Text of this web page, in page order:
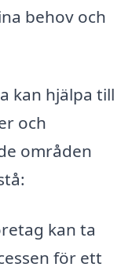
behov och
kan hjälpa till
och
områden
kan ta
för ett